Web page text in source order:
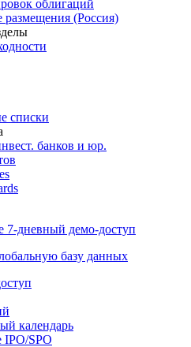
облигаций
(Россия)
списки
банков и юр.
7-дневный демо-доступ
базу данных
календарь
IPO/SPO